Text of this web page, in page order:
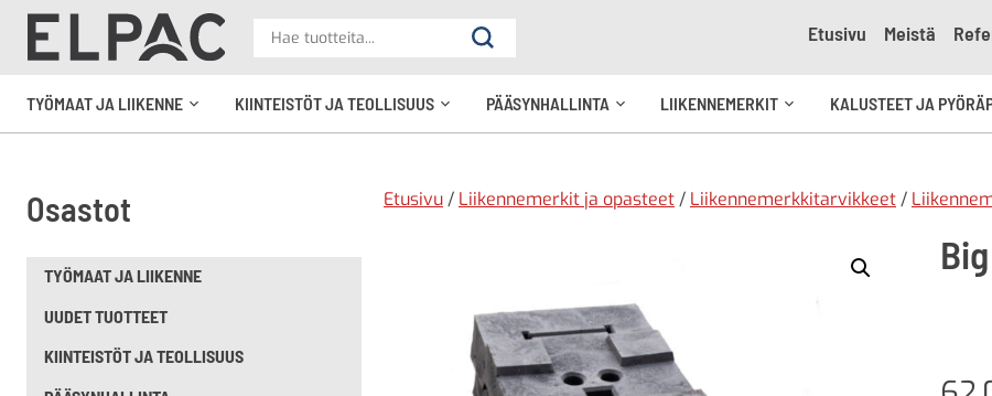
Hae
Hae
Etusivu Meistä
TYÖMAAT JA LIIKENNE
KIINTEISTÖT JA TEOLLISUUS
PÄÄSYNHALLINTA
LIIKENNEMERKIT
KALUSTEET JA
Osastot
TYÖMAAT JA LIIKENNE
UUDET TUOTTEET
KIINTEISTÖT JA TEOLLISUUS
Etusivu / Liikennemerkit ja opasteet / Liikennemerkkitarvikkeet /